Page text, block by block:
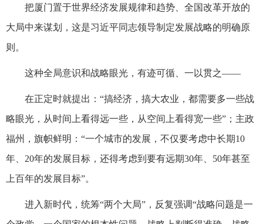
把厦门置于世界经济发展规律和趋势、全国改革开放的
大局中来谋划，这是习近平同志领导制定发展战略的明确原
则。
这种全局意识和战略眼光，有迹可循、一以贯之——
在正定时就提出：“搞经济，搞大农业，都需要多一些战
略眼光，从时间上看得远一些，从空间上看得宽一些”；主政
福州，旗帜鲜明：“一个城市的发展，不仅要考虑中长期10
年、20年的发展目标，还得考虑到要有远期30年、50年甚至
上百年的发展目标”。
进入新时代，统筹“两个大局”，反复强调“战略问题是一